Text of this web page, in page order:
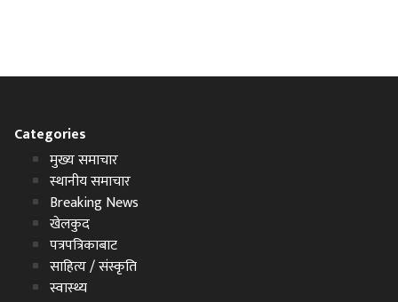
Categories
मुख्य समाचार
स्थानीय समाचार
Breaking News
खेलकुद
पत्रपत्रिकाबाट
साहित्य / संस्कृति
स्वास्थ्य